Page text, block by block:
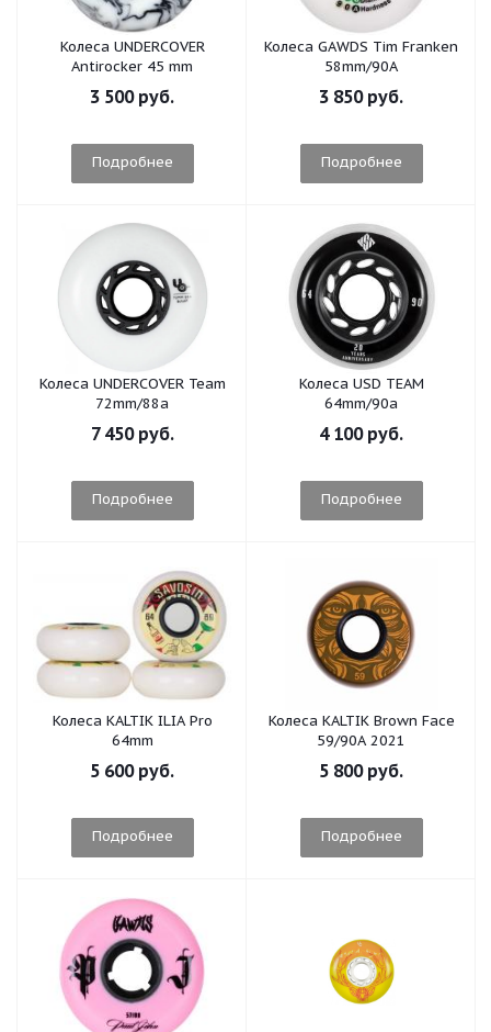
Колеса UNDERCOVER
Antirocker 45 mm
3 500 руб.
Подробнее
Колеса GAWDS Tim Franken
58mm/90A
3 850 руб.
Подробнее
Колеса UNDERCOVER Team
72mm/88a
7 450 руб.
Подробнее
Колеса USD TEAM
64mm/90a
4 100 руб.
Подробнее
Колеса KALTIK ILIA Pro
64mm
5 600 руб.
Подробнее
Колеса KALTIK Brown Face
59/90A 2021
5 800 руб.
Подробнее